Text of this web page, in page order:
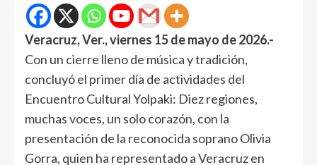
Veracruz, Ver., viernes 15 de mayo de 2026.-
Con un cierre lleno de música y tradición,
concluyó el primer día de actividades del
Encuentro Cultural Yolpaki: Diez regiones,
muchas voces, un solo corazón, con la
presentación de la reconocida soprano Olivia
Gorra, quien ha representado a Veracruz en